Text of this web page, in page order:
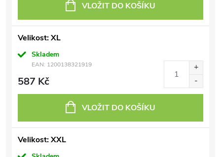
VLOŽIT DO KOŠÍKU
Velikost: XL
Skladem
EAN: 1200138321919
587 Kč
VLOŽIT DO KOŠÍKU
Velikost: XXL